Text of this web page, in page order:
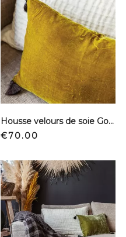
Housse velours de soie Goa - Antic moss
Price
€70.00